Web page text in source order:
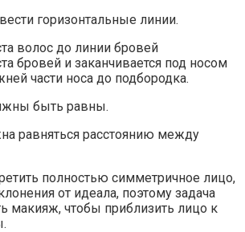
горизонтальные линии.
волос до линии бровей
бровей и заканчивается под носом
части носа до подбородка.
быть равны.
равняться расстоянию между
полностью симметричное лицо,
от идеала, поэтому задача
макияж, чтобы приблизить лицо к